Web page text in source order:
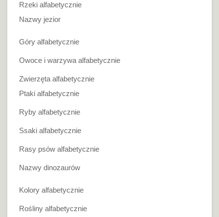
Rzeki alfabetycznie
Nazwy jezior
Góry alfabetycznie
Owoce i warzywa alfabetycznie
Zwierzęta alfabetycznie
Ptaki alfabetycznie
Ryby alfabetycznie
Ssaki alfabetycznie
Rasy psów alfabetycznie
Nazwy dinozaurów
Kolory alfabetycznie
Rośliny alfabetycznie